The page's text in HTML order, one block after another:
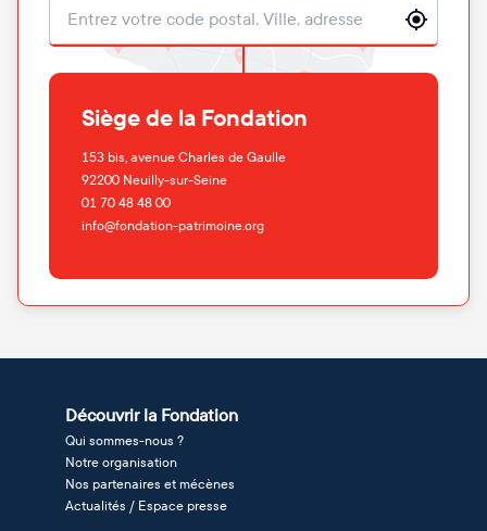
Localisation
Siège de la Fondation
153 bis, avenue Charles de Gaulle
92200 Neuilly-sur-Seine
01 70 48 48 00
info@fondation-patrimoine.org
Découvrir la Fondation
Qui sommes-nous ?
Notre organisation
Nos partenaires et mécènes
Actualités / Espace presse